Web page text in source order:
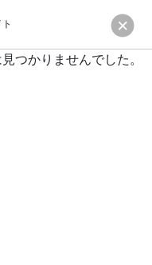
つかりませんでした。